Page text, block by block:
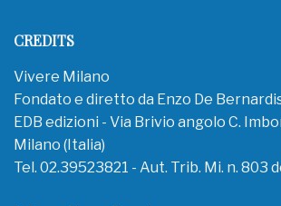
CREDITS
Vivere Milano
Fondato e diretto da Enzo De
EDB edizioni - Via Brivio angolo C.
Milano (Italia)
Tel. 02.39523821 - Aut. Trib. Mi. n. 803